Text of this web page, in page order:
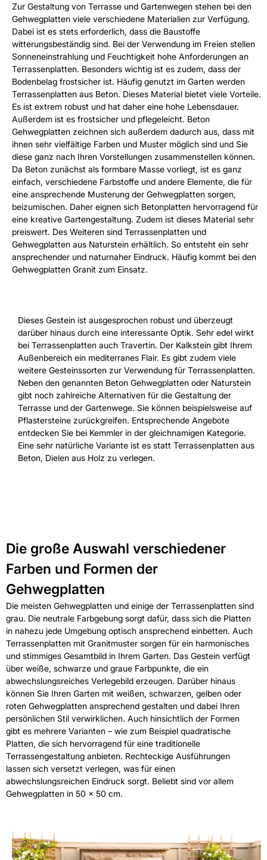
Zur Gestaltung von Terrasse und Gartenwegen stehen bei den
Gehwegplatten viele verschiedene Materialien zur Verfügung.
Dabei ist es stets erforderlich, dass die Baustoffe
witterungsbeständig sind. Bei der Verwendung im Freien stellen
Sonneneinstrahlung und Feuchtigkeit hohe Anforderungen an
Terrassenplatten. Besonders wichtig ist es zudem, dass der
Bodenbelag frostsicher ist. Häufig genutzt im Garten werden
Terrassenplatten aus Beton. Dieses Material bietet viele Vorteile.
Es ist extrem robust und hat daher eine hohe Lebensdauer.
Außerdem ist es frostsicher und pflegeleicht. Beton
Gehwegplatten zeichnen sich außerdem dadurch aus, dass mit
ihnen sehr vielfältige Farben und Muster möglich sind und Sie
diese ganz nach Ihren Vorstellungen zusammenstellen können.
Da Beton zunächst als formbare Masse vorliegt, ist es ganz
einfach, verschiedene Farbstoffe und andere Elemente, die für
eine ansprechende Musterung der Gehwegplatten sorgen,
beizumischen. Daher eignen sich Betonplatten hervorragend für
eine kreative Gartengestaltung. Zudem ist dieses Material sehr
preiswert. Des Weiteren sind Terrassenplatten und
Gehwegplatten aus Naturstein erhältlich. So entsteht ein sehr
ansprechender und naturnaher Eindruck. Häufig kommt bei den
Gehwegplatten Granit zum Einsatz.
Dieses Gestein ist ausgesprochen robust und überzeugt
darüber hinaus durch eine interessante Optik. Sehr edel wirkt
bei Terrassenplatten auch Travertin. Der Kalkstein gibt Ihrem
Außenbereich ein mediterranes Flair. Es gibt zudem viele
weitere Gesteinssorten zur Verwendung für Terrassenplatten.
Neben den genannten Beton Gehwegplatten oder Naturstein
gibt noch zahlreiche Alternativen für die Gestaltung der
Terrasse und der Gartenwege. Sie können beispielsweise auf
Pflastersteine zurückgreifen. Entsprechende Angebote
entdecken Sie bei Kemmler in der gleichnamigen Kategorie.
Eine sehr natürliche Variante ist es statt Terrassenplatten aus
Beton, Dielen aus Holz zu verlegen.
Die große Auswahl verschiedener
Farben und Formen der
Gehwegplatten
Die meisten Gehwegplatten und einige der Terrassenplatten sind
grau. Die neutrale Farbgebung sorgt dafür, dass sich die Platten
in nahezu jede Umgebung optisch ansprechend einbetten. Auch
Terrassenplatten mit Granitmuster sorgen für ein harmonisches
und stimmiges Gesamtbild in Ihrem Garten. Das Gestein verfügt
über weiße, schwarze und graue Farbpunkte, die ein
abwechslungsreiches Verlegebild erzeugen. Darüber hinaus
können Sie Ihren Garten mit weißen, schwarzen, gelben oder
roten Gehwegplatten ansprechend gestalten und dabei Ihren
persönlichen Stil verwirklichen. Auch hinsichtlich der Formen
gibt es mehrere Varianten – wie zum Beispiel quadratische
Platten, die sich hervorragend für eine traditionelle
Terrassengestaltung anbieten. Rechteckige Ausführungen
lassen sich versetzt verlegen, was für einen
abwechslungsreichen Eindruck sorgt. Beliebt sind vor allem
Gehwegplatten in 50 x 50 cm.